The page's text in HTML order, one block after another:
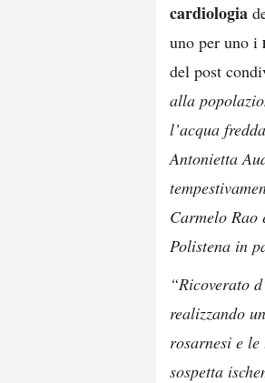
cardiologia
uno per uno i
del post
alla
l’acqua
Antonietta
Carmelo Rao
Polistena in
“Ricoverato
realizzando
rosarnesi e
sospetta